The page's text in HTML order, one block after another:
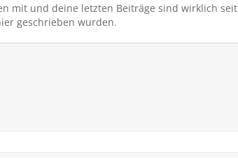
mit und deine letzten Beiträge sind wirklich seit
geschrieben wurden.